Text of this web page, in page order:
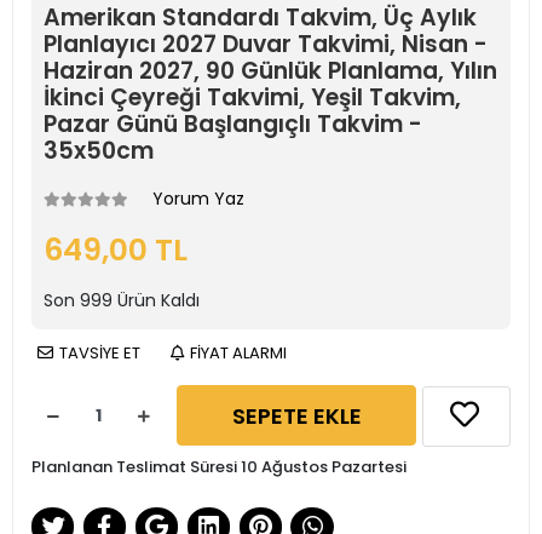
Amerikan Standardı Takvim, Üç Aylık
Planlayıcı 2027 Duvar Takvimi, Nisan -
Haziran 2027, 90 Günlük Planlama, Yılın
İkinci Çeyreği Takvimi, Yeşil Takvim,
Pazar Günü Başlangıçlı Takvim -
35x50cm
Yorum Yaz
649,00 TL
Son 999 Ürün Kaldı
TAVSİYE ET FİYAT ALARMI
SEPETE EKLE
Planlanan Teslimat Süresi 10 Ağustos Pazartesi